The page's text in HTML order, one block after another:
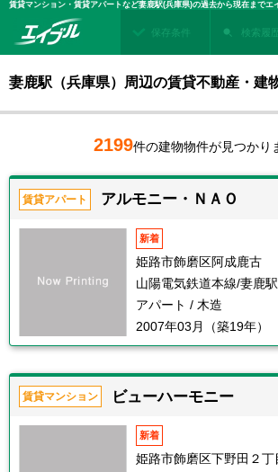
保存条件 検索履
妻鹿駅（兵庫県）周辺の賃貸不動産・建
2199件の建物物件が見つかり
賃貸アパート アルモニー・ＮＡＯ
新着
姫路市飾磨区阿成鹿古
山陽電気鉄道本線/妻鹿
アパート / 木造
2007年03月（築19年）
賃貸マンション ビューハーモニー
新着
姫路市飾磨区下野田２丁